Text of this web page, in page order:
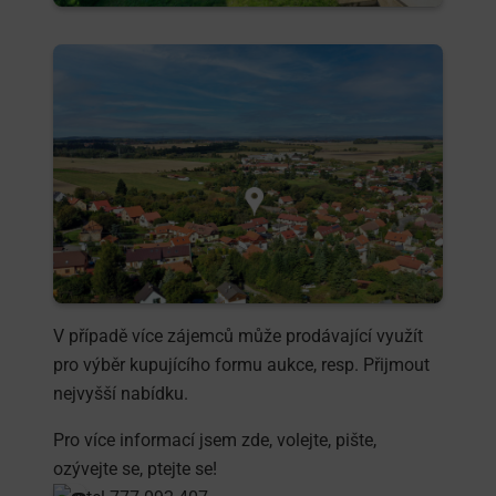
V případě více zájemců může prodávající využít
pro výběr kupujícího formu aukce, resp. Přijmout
nejvyšší nabídku.
Pro více informací jsem zde, volejte, pište,
ozývejte se, ptejte se!